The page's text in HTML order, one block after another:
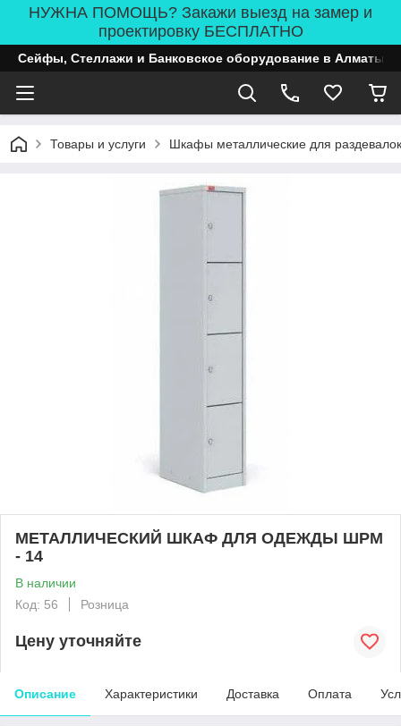
НУЖНА ПОМОЩЬ? Закажи выезд на замер и
проектировку БЕСПЛАТНО
Сейфы, Стеллажи и Банковское оборудование в Алматы
Товары и услуги Шкафы металлические для раздевалок
МЕТАЛЛИЧЕСКИЙ ШКАФ ДЛЯ ОДЕЖДЫ ШРМ
- 14
В наличии
Код: 56
Розница
Цену уточняйте
Описание Характеристики Доставка Оплата